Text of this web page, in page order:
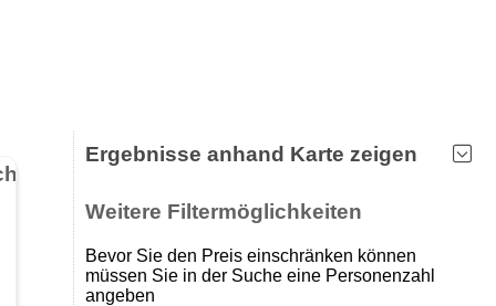
Ergebnisse anhand Karte zeigen
Weitere Filtermöglichkeiten
Bevor Sie den Preis einschränken können
müssen Sie in der Suche eine Personenzahl
angeben